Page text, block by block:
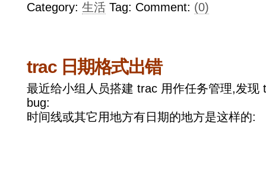
Category: 生活 Tag: Comment: (0)
trac 日期格式出错
最近给小组人员搭建 trac 用作任务管理,发现
bug:
时间线或其它用地方有日期的地方是这样的: